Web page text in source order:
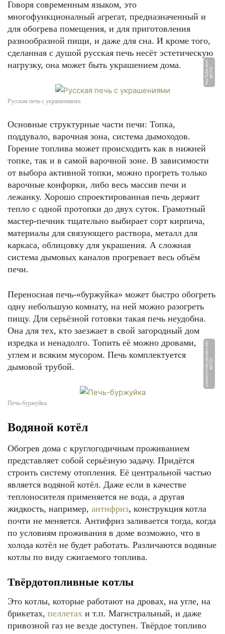
Говоря современным языком, это
многофункционалный агрегат, предназначенный и
для обогрева помещения, и для приготовления
разнообразной пищи, и даже для сна. И кроме того,
сделанная с душой русская печь несёт эстетическую
нагрузку, она может быть украшением дома.
Ф
О
Т
О:
Y
o
u
T
u
b
e.
c
o
m
Русская печь с украшениями
Основные структурные части печи: Топка,
поддувало, варочная зона, система дымоходов.
Горение топлива может происходить как в нижней
топке, так и в самой варочной зоне. В зависимости
от выбора активной топки, можно прогреть только
варочные конфорки, либо весь массив печи и
лежанку. Хорошо спроектированная печь держит
тепло с одной протопки до двух суток. Грамотный
мастер-печник тщательно выбирает сорт кирпича,
материалы для связующего раствора, металл для
каркаса, облицовку для украшения. А сложная
система дымовых каналов прогревает весь объём
печи.
Переносная печь-«буржуйка» может быстро обогреть
одну небольшую комнату, на ней можно разогреть
пищу. Для серьёзной готовки такая печь неудобна.
Она для тех, кто заезжает в свой загородный дом
изредка и ненадолго. Топить её можно дровами,
углем и всяким мусором. Печь комплектуется
дымовой трубой.
Ф
О
Т
О:
a
v
a
t
a
r
s.
m
d
s.
y
a
n
d
e
x.
n
e
t
Печь-буржуйка
Водяной котёл
Обогрев дома с круглогодичным проживанием
представляет собой серьёзную задачу. Придётся
строить систему отопления. Её центральной частью
является водяной котёл. Даже если в качестве
теплоносителя применяется не вода, а другая
жидкость, например, антифриз, конструкция котла
почти не меняется. Антифриз заливается тогда, когда
по условиям проживания в доме возможно, что в
холода котёл не будет работать. Различаются водяные
котлы по виду сжигаемого топлива.
Твёрдотопливные котлы
Это котлы, которые работают на дровах, на угле, на
брикетах, пеллетах и т.п. Магистральный, и даже
привозной газ не везде доступен. Твёрдое топливо